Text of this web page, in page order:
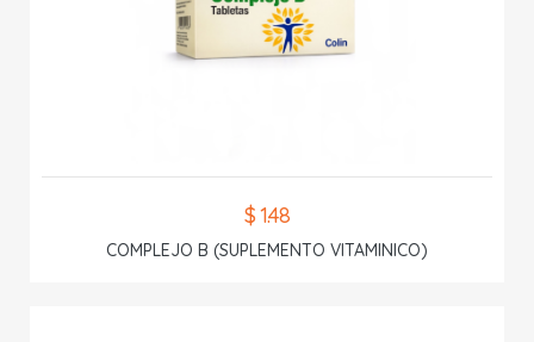
$ 1.48
COMPLEJO B (SUPLEMENTO VITAMINICO)